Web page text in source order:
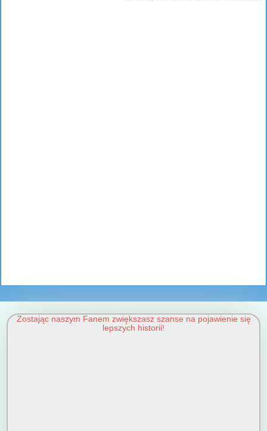
Zostając naszym Fanem zwiększasz szanse na pojawienie się
lepszych historii!